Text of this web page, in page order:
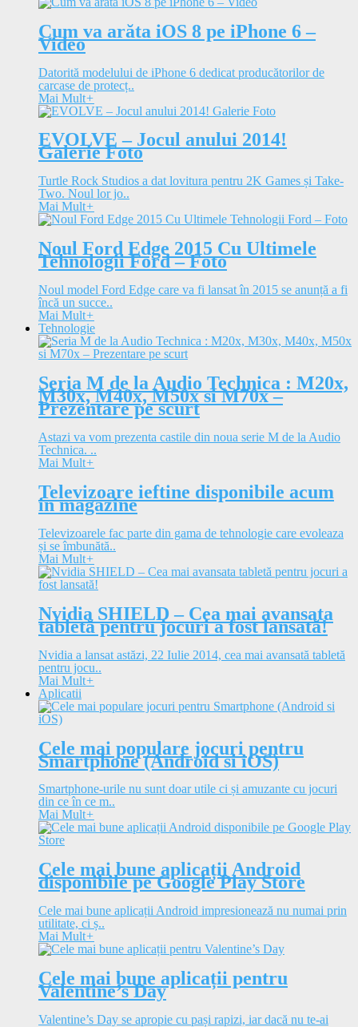
Cum va arăta iOS 8 pe iPhone 6 –
Video
Datorită modelului de iPhone 6 dedicat producătorilor de
carcase de protecț..
Mai Mult+
EVOLVE – Jocul anului 2014!
Galerie Foto
Turtle Rock Studios a dat lovitura pentru 2K Games și Take-
Two. Noul lor jo..
Mai Mult+
Noul Ford Edge 2015 Cu Ultimele
Tehnologii Ford – Foto
Noul model Ford Edge care va fi lansat în 2015 se anunță a fi
încă un succe..
Mai Mult+
Tehnologie
Seria M de la Audio Technica : M20x,
M30x, M40x, M50x si M70x –
Prezentare pe scurt
Astazi va vom prezenta castile din noua serie M de la Audio
Technica. ..
Mai Mult+
Televizoare ieftine disponibile acum
in magazine
Televizoarele fac parte din gama de tehnologie care evoleaza
și se îmbunătă..
Mai Mult+
Nvidia SHIELD – Cea mai avansata
tabletă pentru jocuri a fost lansată!
Nvidia a lansat astăzi, 22 Iulie 2014, cea mai avansată tabletă
pentru jocu..
Mai Mult+
Aplicatii
Cele mai populare jocuri pentru
Smartphone (Android si iOS)
Smartphone-urile nu sunt doar utile ci și amuzante cu jocuri
din ce în ce m..
Mai Mult+
Cele mai bune aplicații Android
disponibile pe Google Play Store
Cele mai bune aplicații Android impresionează nu numai prin
utilitate, ci ș..
Mai Mult+
Cele mai bune aplicații pentru
Valentine’s Day
Valentine’s Day se apropie cu pași rapizi, iar dacă nu te-ai